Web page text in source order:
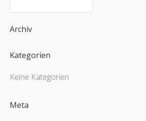
Archiv
Kategorien
Keine Kategorien
Meta